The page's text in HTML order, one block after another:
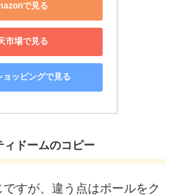
で見る
市場で見る
ッピングで見る
ィドームのコピー
すが、違う点はポールをク